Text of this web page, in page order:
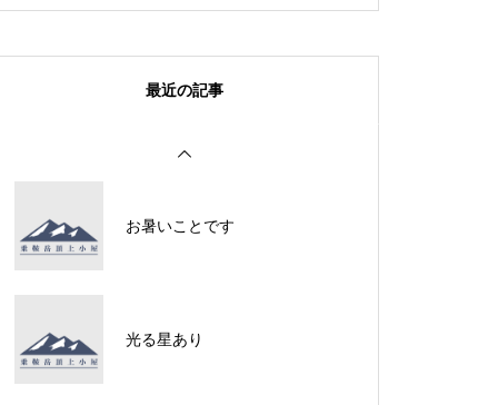
ライチョウは・・・・・
最近の記事
お暑いことです
光る星あり